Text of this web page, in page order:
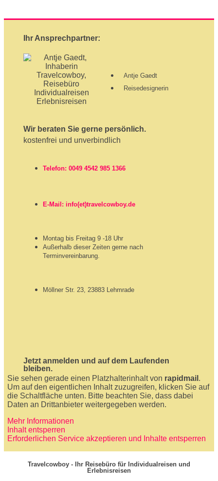
Ihr Ansprechpartner:
Antje Gaedt
Reisedesignerin
Wir beraten Sie gerne persönlich.
kostenfrei und unverbindlich
Telefon: 0049 4542 985 1366
E-Mail: info(et)travelcowboy.de
Montag bis Freitag 9 -18 Uhr
Außerhalb dieser Zeiten gerne nach
Terminvereinbarung.
Möllner Str. 23, 23883 Lehmrade
Jetzt anmelden und auf dem Laufenden
bleiben.
Sie sehen gerade einen Platzhalterinhalt von rapidmail .
Um auf den eigentlichen Inhalt zuzugreifen, klicken Sie auf
die Schaltfläche unten. Bitte beachten Sie, dass dabei
Daten an Drittanbieter weitergegeben werden.
Mehr Informationen
Inhalt entsperren
Erforderlichen Service akzeptieren und Inhalte entsperren
Travelcowboy - Ihr Reisebüro für Individualreisen und
Erlebnisreisen